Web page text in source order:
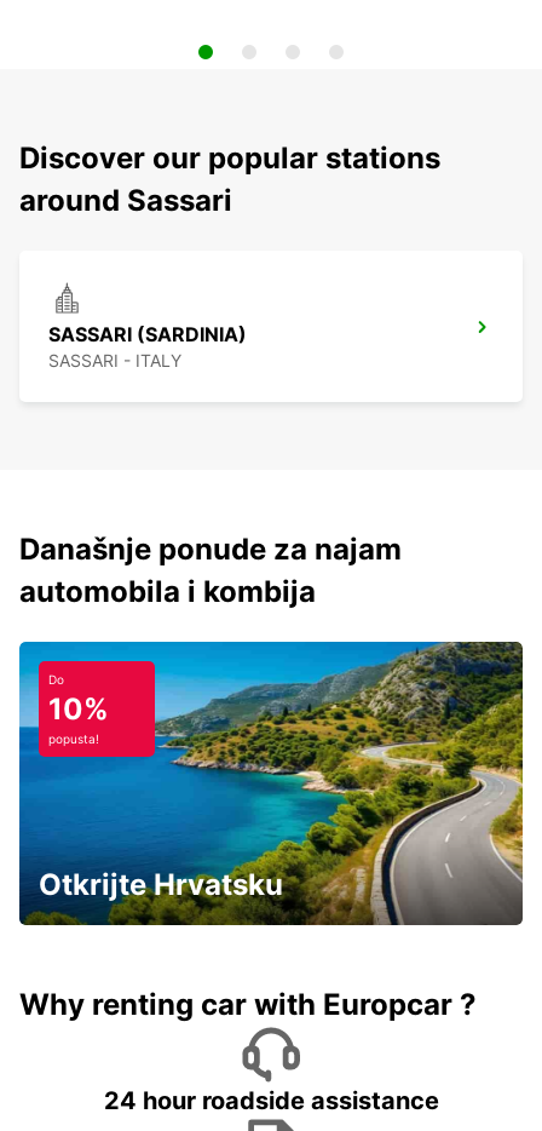
Discover our popular stations
around Sassari
SASSARI (SARDINIA)
SASSARI - ITALY
Današnje ponude za najam
automobila i kombija
Do
10%
popusta!
Otkrijte Hrvatsku
Why renting car with Europcar ?
24 hour roadside assistance